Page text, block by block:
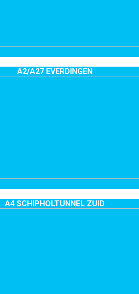
A2/A27 EVERDINGEN
A4 SCHIPHOLTUNNEL ZUID